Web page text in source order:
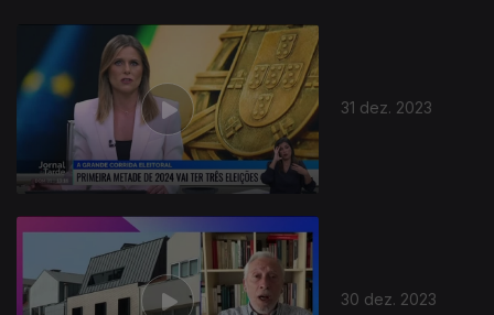
31 dez. 2023
30 dez. 2023